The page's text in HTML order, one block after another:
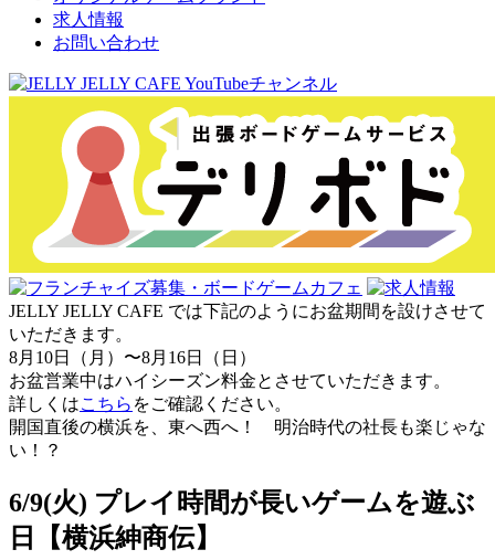
求人情報
お問い合わせ
JELLY JELLY CAFE では下記のようにお盆期間を設けさせて
いただきます。
8月10日（月）〜8月16日（日）
お盆営業中はハイシーズン料金とさせていただきます。
詳しくはこちら をご確認ください。
開国直後の横浜を、東へ西へ！ 明治時代の社長も楽じゃな
い！？
6/9(火) プレイ時間が長いゲームを遊ぶ
日【横浜紳商伝】